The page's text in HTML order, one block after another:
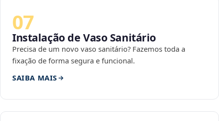
07
Instalação de Vaso Sanitário
Precisa de um novo vaso sanitário? Fazemos toda a
fixação de forma segura e funcional.
SAIBA MAIS